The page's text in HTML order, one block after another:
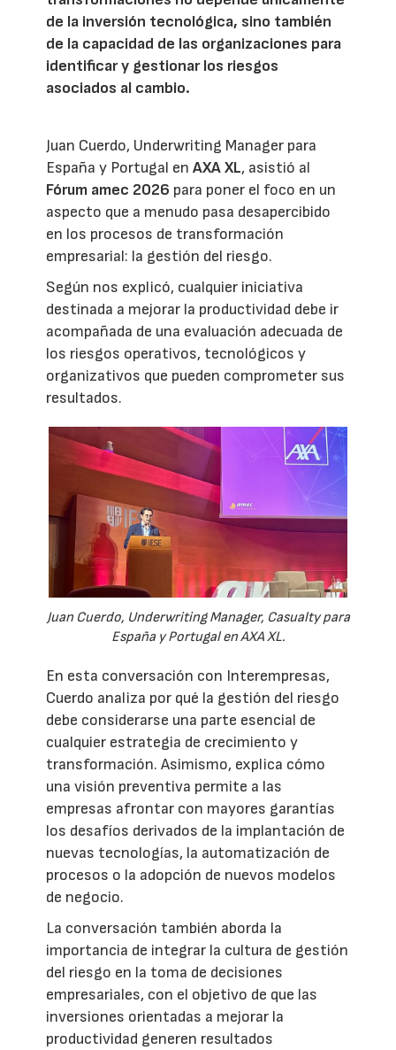
de la inversión tecnológica, sino también
de la capacidad de las organizaciones para
identificar y gestionar los riesgos
asociados al cambio.
Juan Cuerdo, Underwriting Manager para
España y Portugal enAXA XL, asistió al
Fórum amec 2026 para poner el foco en un
aspecto que a menudo pasa desapercibido
en los procesos de transformación
empresarial: la gestión del riesgo.
Según nos explicó, cualquier iniciativa
destinada a mejorar la productividad debe ir
acompañada de una evaluación adecuada de
los riesgos operativos, tecnológicos y
organizativos que pueden comprometer sus
resultados.
Juan Cuerdo, Underwriting Manager, Casualty para
España y Portugal en AXA XL.
En esta conversación con Interempresas,
Cuerdo analiza por qué la gestión del riesgo
debe considerarse una parte esencial de
cualquier estrategia de crecimiento y
transformación. Asimismo, explica cómo
una visión preventiva permite a las
empresas afrontar con mayores garantías
los desafíos derivados de la implantación de
nuevas tecnologías, la automatización de
procesos o la adopción de nuevos modelos
de negocio.
La conversación también aborda la
importancia de integrar la cultura de gestión
del riesgo en la toma de decisiones
empresariales, con el objetivo de que las
inversiones orientadas a mejorar la
productividad generen resultados